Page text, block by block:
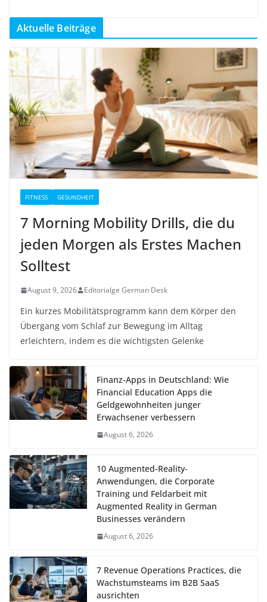
Aktuelle Beiträge
FITNESS GESUNDHEIT
7 Morning Mobility Drills, die du
jeden Morgen als Erstes Machen
Solltest
August 9, 2026 Editorialge German Desk
Ein kurzes Mobilitätsprogramm kann dem Körper den
Übergang vom Schlaf zur Bewegung im Alltag
erleichtern, indem es die wichtigsten Gelenke
Finanz-Apps in Deutschland: Wie
Financial Education Apps die
Geldgewohnheiten junger
Erwachsener verbessern
August 6, 2026
10 Augmented-Reality-
Anwendungen, die Corporate
Training und Feldarbeit mit
Augmented Reality in German
Businesses verändern
August 6, 2026
7 Revenue Operations Practices, die
Wachstumsteams im B2B SaaS
ausrichten